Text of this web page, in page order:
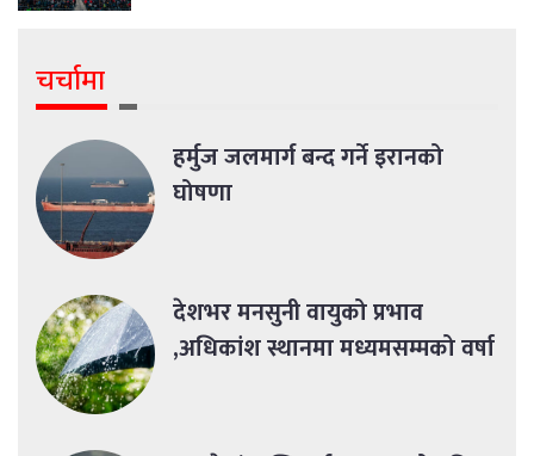
चर्चामा
हर्मुज जलमार्ग बन्द गर्ने इरानको
घोषणा
देशभर मनसुनी वायुको प्रभाव
,अधिकांश स्थानमा मध्यमसम्मको वर्षा